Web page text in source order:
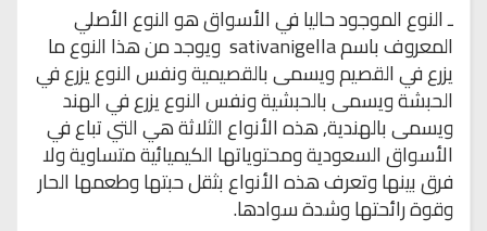
ـ النوع الموجود حاليا في الأسواق هو النوع الأصلي
المعروف باسمnigella
sativa ويوجد من هذا النوع ما
يزرع في القصيم ويسمى بالقصيمية ونفس النوع يزرع في
الحبشة ويسمى بالحبشية ونفس النوع يزرع في الهند
ويسمى بالهندية, هذه الأنواع الثلاثة هي التي تباع في
الأسواق السعودية ومحتوياتها الكيميائية متساوية ولا
فرق بينها وتعرف هذه الأنواع بثقل حبتها وطعمها الحار
وقوة رائحتها وشدة سوادها.